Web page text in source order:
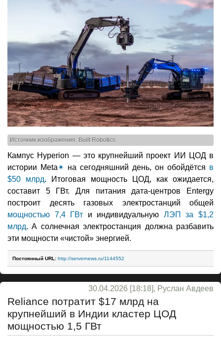
Источник изображения: Built Robotics
Кампус Hyperion — это крупнейший проект ИИ ЦОД в
истории Meta✴ на сегодняшний день, он обойдётся в
$50 млрд. Итоговая мощность ЦОД, как ожидается,
составит 5 ГВт. Для питания дата-центров Entergy
построит десять газовых электростанций общей
мощностью 7,4 ГВт и индивидуальную ЛЭП за $1,2
млрд. А солнечная электростанция должна разбавить
эти мощности «чистой» энергией.
Постоянный URL: http://servernews.ru/1144552
30.04.2026 [18:18], Руслан Авдеев
Reliance потратит $17 млрд на
крупнейший в Индии кластер ЦОД
мощностью 1,5 ГВт